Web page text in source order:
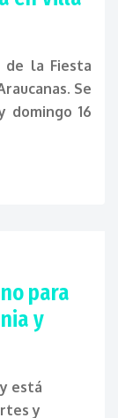
de la Fiesta
Se
domingo 16
para
y
está
y